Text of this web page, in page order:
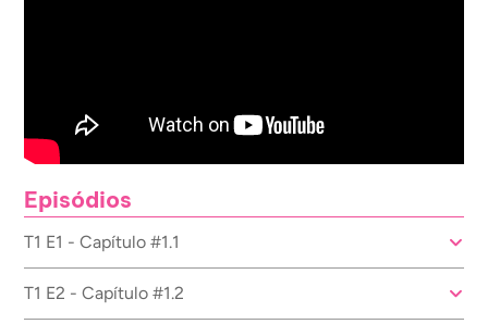
Episódios
T1 E1 - Capítulo #1.1
T1 E2 - Capítulo #1.2